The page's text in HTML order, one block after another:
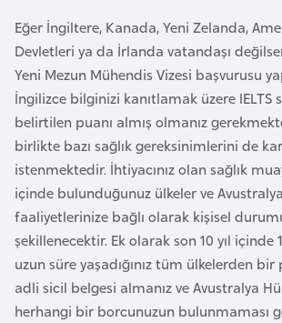
Eğer İngiltere, Kanada, Yeni Zelanda,
Devletleri ya da İrlanda vatandaşı
Yeni Mezun Mühendis Vizesi başvurusu
İngilizce bilginizi kanıtlamak üzere IELTS
belirtilen puanı almış olmanız
birlikte bazı sağlık gereksinimlerini de
istenmektedir. İhtiyacınız olan sağlık
içinde bulunduğunuz ülkeler ve
faaliyetlerinize bağlı olarak kişisel
şekillenecektir. Ek olarak son 10 yıl içinde
uzun süre yaşadığınız tüm ülkelerden
adli sicil belgesi almanız ve Avustralya
herhangi bir borcunuzun bulunmaması
k
C
u
m
h
u
r
i
y
e
t
i